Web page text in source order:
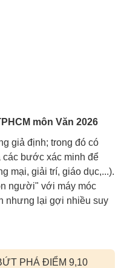
môn Văn 2026
giả định; trong đó có
các bước xác minh để
mại, giải trí, giáo dục,...).
người" với máy móc
nhưng lại gợi nhiều suy
PHÁ ĐIỂM 9,10